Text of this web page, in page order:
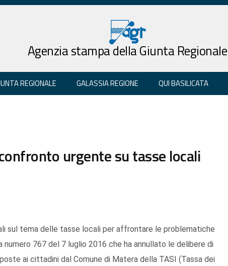
Agenzia stampa della Giunta Regionale
REGIONALE GALASSIA REGIONE QUI BASILICATA
urgente su tasse locali
sul tema delle tasse locali per affrontare le problematiche
767 del 7 luglio 2016 che ha annullato le delibere di
ai cittadini dal Comune di Matera della TASI (Tassa dei